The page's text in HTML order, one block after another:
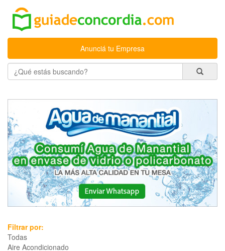
Anunciá tu Empresa
Filtrar por:
Todas
Aire Acondicionado